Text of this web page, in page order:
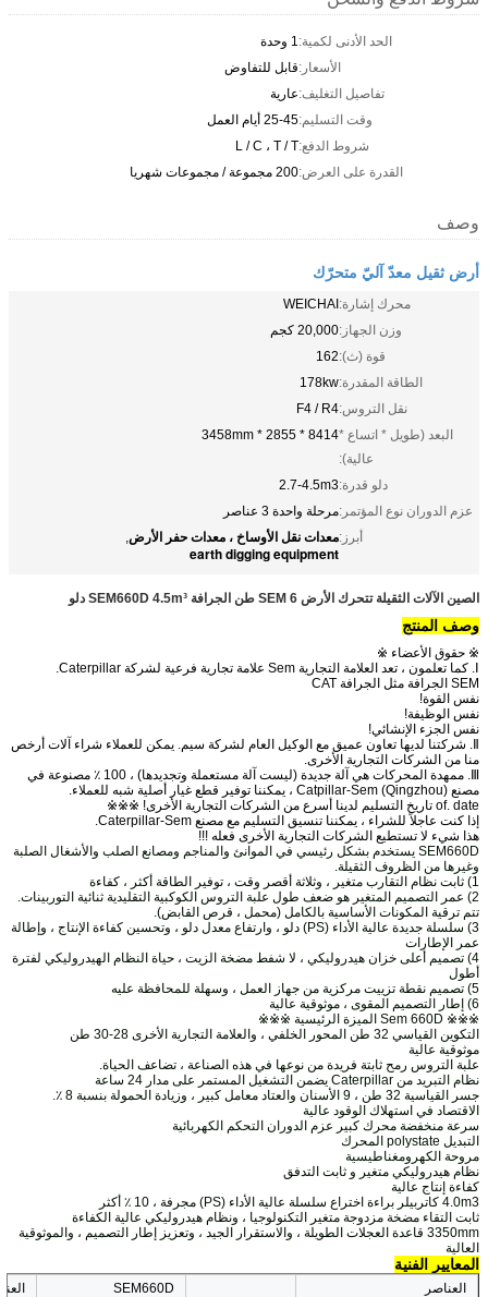
الحد الأدنى لكمية:1 وحدة
الأسعار:قابل للتفاوض
تفاصيل التغليف:عارية
وقت التسليم:25-45 أيام العمل
شروط الدفع:L / C ، T / T
القدرة على العرض:200 مجموعة / مجموعات شهريا
وصف
أرض ثقيل معدّ آليّ متحرّك
محرك إشارة:WEICHAI
وزن الجهاز:20,000 كجم
قوة (ث):162
الطاقة المقدرة:178kw
نقل التروس:F4 / R4
البعد (طويل * اتساع *
عالية):
8414 * 2855 * 3458mm
دلو قدرة:2.7-4.5m3
عزم الدوران نوع المؤتمر:مرحلة واحدة 3 عناصر
أبرز:معدات نقل الأوساخ ، معدات حفر الأرض,
earth digging equipment
الصين الآلات الثقيلة تتحرك الأرض SEM 6 طن الجرافة SEM660D 4.5m³ دلو
وصف المنتج
※ حقوق الأعضاء ※
Ⅰ. كما تعلمون ، تعد العلامة التجارية Sem علامة تجارية فرعية لشركة Caterpillar.
SEM الجرافة مثل الجرافة CAT
نفس القوة!
نفس الوظيفة!
نفس الجزء الإنشائي!
Ⅱ. شركتنا لديها تعاون عميق مع الوكيل العام لشركة سيم. يمكن للعملاء شراء آلات أرخص
منا من الشركات التجارية الأخرى.
Ⅲ.
ممهدة المحركات هي آلة جديدة (ليست آلة مستعملة وتجديدها) ، 100 ٪ مصنوعة في
مصنع Catpillar-Sem (Qingzhou) ، يمكننا توفير قطع غيار أصلية شبه للعملاء.
of. date تاريخ التسليم لدينا أسرع من الشركات التجارية الأخرى! ※※※
إذا كنت عاجلاً للشراء ، يمكننا تنسيق التسليم مع مصنع Caterpillar-Sem.
هذا شيء لا تستطيع الشركات التجارية الأخرى فعله !!!
SEM660D يستخدم بشكل رئيسي في الموانئ والمناجم ومصانع الصلب والأشغال الصلبة
وغيرها من الظروف الثقيلة.
1) ثابت نظام التقارب متغير ، وثلاثة أقصر وقت ، توفير الطاقة أكثر ، كفاءة
2) عمر التصميم المتغير هو ضعف طول علبة التروس الكوكبية التقليدية ثنائية التوربينات.
تتم ترقية المكونات الأساسية بالكامل (محمل ، قرص القابض).
3) سلسلة جديدة عالية الأداء (PS) دلو ، وارتفاع معدل دلو ، وتحسين كفاءة الإنتاج ، وإطالة
عمر الإطارات
4) تصميم أعلى خزان هيدروليكي ، لا شفط مضخة الزيت ، حياة النظام الهيدروليكي لفترة
أطول
5) تصميم نقطة تزييت مركزية من جهاز العمل ، وسهلة للمحافظة عليه
6) إطار التصميم المقوى ، موثوقية عالية
※※※ Sem 660D الميزة الرئيسية ※※※
التكوين القياسي 32 طن المحور الخلفي ، والعلامة التجارية الأخرى 28-30 طن
موثوقية عالية
علبة التروس رمح ثابتة فريدة من نوعها في هذه الصناعة ، تضاعف الحياة.
نظام التبريد من Caterpillar يضمن التشغيل المستمر على مدار 24 ساعة
جسر القياسية 32 طن ، 9 الأسنان والعتاد معامل كبير ، وزيادة الحمولة بنسبة 8 ٪.
الاقتصاد في استهلاك الوقود عالية
سرعة منخفضة محرك كبير عزم الدوران التحكم الكهربائية
التبديل polystate المحرك
مروحة الكهرومغناطيسية
نظام هيدروليكي متغير و ثابت التدفق
كفاءة إنتاج عالية
4.0m3 كاتربيلر براءة اختراع سلسلة عالية الأداء (PS) مجرفة ، 10 ٪ أكثر
ثابت التقاء مضخة مزدوجة متغير التكنولوجيا ، ونظام هيدروليكي عالية الكفاءة
3350mm قاعدة العجلات الطويلة ، والاستقرار الجيد ، وتعزيز إطار التصميم ، والموثوقية
العالية
المعايير الفنية
العناصر SEM660D